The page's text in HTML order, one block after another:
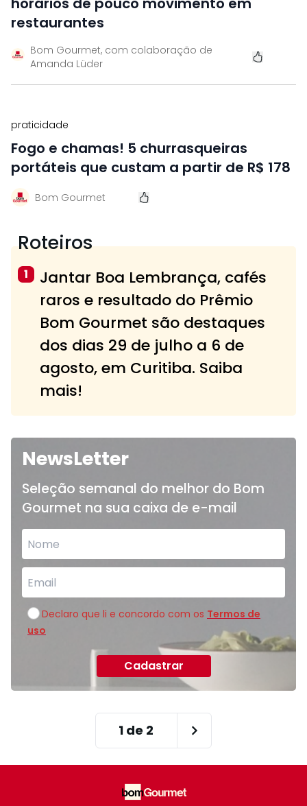
restaurantes
Bom Gourmet, com colaboração de
Amanda Lüder
praticidade
Fogo e chamas! 5 churrasqueiras
portáteis que custam a partir de R$ 178
Bom Gourmet
Roteiros
1
Jantar Boa Lembrança, cafés
raros e resultado do Prêmio
Bom Gourmet são destaques
dos dias 29 de julho a 6 de
agosto, em Curitiba. Saiba
mais!
NewsLetter
Seleção semanal do melhor do Bom
Gourmet na sua caixa de e-mail
Declaro que li e concordo com os Termos de
uso
Cadastrar
1 de 2